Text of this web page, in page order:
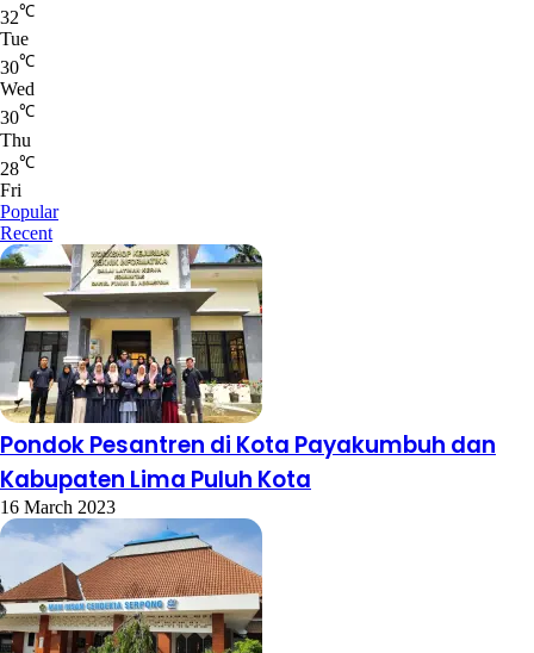
32℃
Tue
30℃
Wed
30℃
Thu
28℃
Fri
Popular
Recent
Pondok Pesantren di Kota Payakumbuh dan
Kabupaten Lima Puluh Kota
16 March 2023